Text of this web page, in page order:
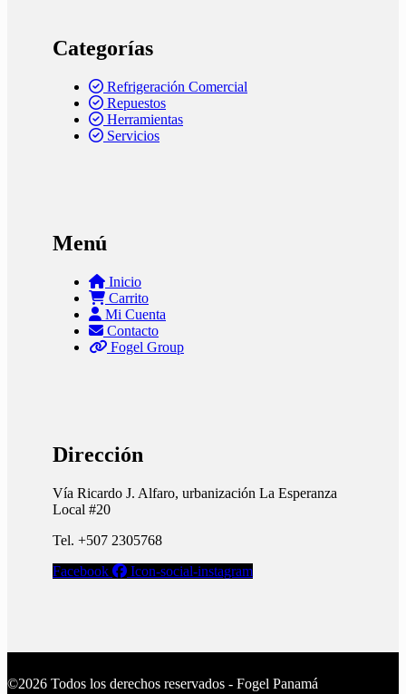
Categorías
Refrigeración Comercial
Repuestos
Herramientas
Servicios
Menú
Inicio
Carrito
Mi Cuenta
Contacto
Fogel Group
Dirección
Vía Ricardo J. Alfaro, urbanización La Esperanza
Local #20
Tel. +507 2305768
Facebook
Icon-social-instagram
©2026 Todos los derechos reservados - Fogel Panamá